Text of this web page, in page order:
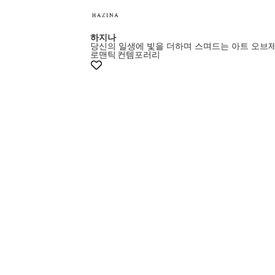
하지나
당신의 일생에 빛을 더하며 스며드는 아트 오브
로맨틱 컨템포러리